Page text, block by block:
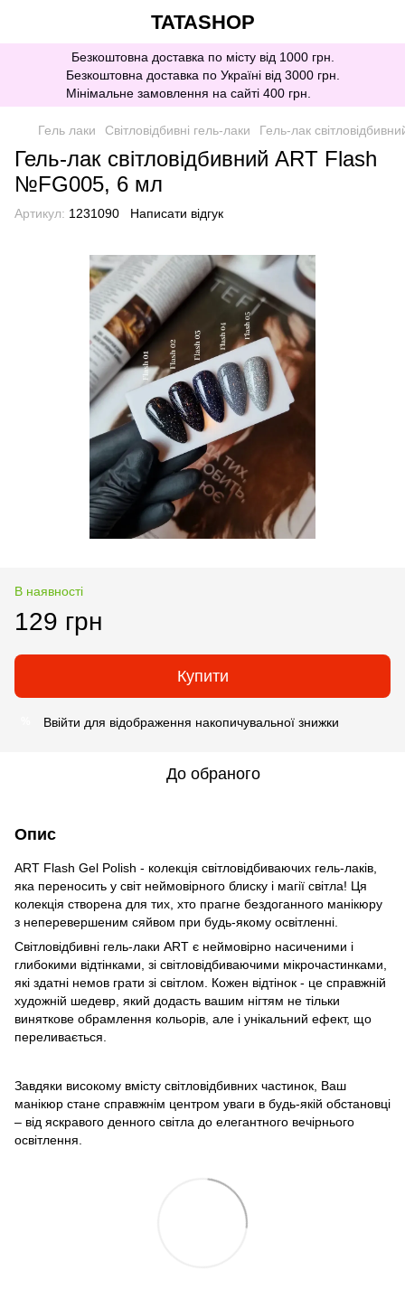
TATASHOP
Безкоштовна доставка по місту від 1000 грн.
Безкоштовна доставка по Україні від 3000 грн.
Мінімальне замовлення на сайті 400 грн.
Гель лаки Світловідбивні гель-лаки Гель-лак
Гель-лак світловідбивний ART Flash
№FG005, 6 мл
Артикул: 1231090 Написати відгук
В наявності
129 грн
Купити
Ввійти для відображення накопичувальної знижки
До обраного
Опис
ART Flash Gel Polish - колекція світловідбиваючих гель-лаків,
яка переносить у світ неймовірного блиску і магії світла! Ця
колекція створена для тих, хто прагне бездоганного манікюру
з неперевершеним сяйвом при будь-якому освітленні.
Світловідбивні гель-лаки ART є неймовірно насиченими і
глибокими відтінками, зі світловідбиваючими мікрочастинками,
які здатні немов грати зі світлом. Кожен відтінок - це справжній
художній шедевр, який додасть вашим нігтям не тільки
виняткове обрамлення кольорів, але і унікальний ефект, що
переливається.
Завдяки високому вмісту світловідбивних частинок, Ваш
манікюр стане справжнім центром уваги в будь-якій обстановці
– від яскравого денного світла до елегантного вечірнього
освітлення.